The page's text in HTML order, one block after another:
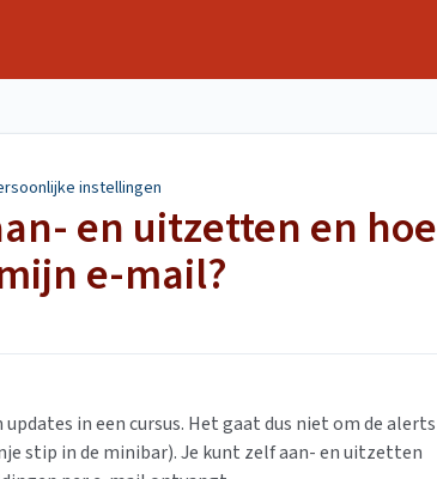
instellingen
en uitzetten en hoe
e-mail?
in een cursus. Het gaat dus niet om de alerts
stip in de minibar). Je kunt zelf aan- en uitzetten